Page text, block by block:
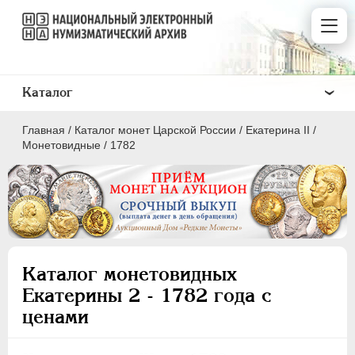
Главная / Каталог монет Царской России / Екатерина II /
Монетовидные / 1782
Каталог монетовидных
Екатерины 2 - 1782 года с
ценами
Каталог
ПEТР I 1699 - 1725
ПЕТР II 1727-1729
АННА ИОАННОВНА
1730-1740
ИОАНН АНТОНОВИЧ